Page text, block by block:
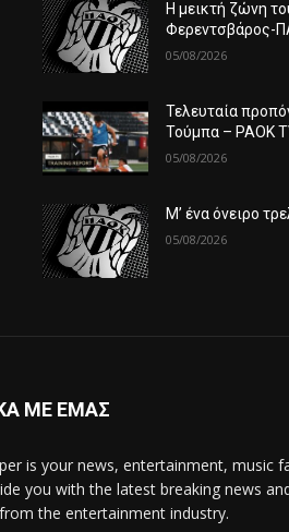
Η μεικτή ζώνη
Φερεντσβάρος-
05/08/2026
Τελευταία
Τούμπα – PAOK
05/08/2026
Μ’ ένα όνειρο
05/08/2026
ΜΕ ΕΜΑΣ
is your news, entertainment, music
you with the latest breaking news
the entertainment industry.